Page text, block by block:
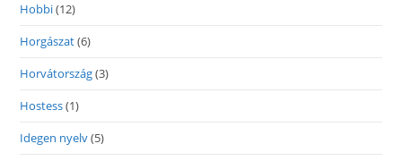
Hobbi(12)
Horgászat(6)
Horvátország(3)
Hostess(1)
Idegen nyelv(5)